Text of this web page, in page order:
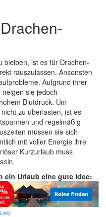
bleiben, ist es für Drachen-
rauszulassen. Ansonsten
Aufgrund ihrer
sie jedoch
Blutdruck. Um
zu überlasten, ist es
und regelmäßig
müssen sie sich
mit voller Energie ihre
Kurzurlaub muss
ein Urlaub eine gute Idee: